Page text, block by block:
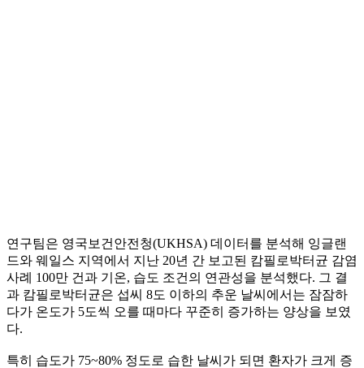
연구팀은 영국보건안전청(UKHSA) 데이터를 분석해 잉글랜
드와 웨일스 지역에서 지난 20년 간 보고된 캄필로박터균 감염
사례 100만 건과 기온, 습도 조건의 연관성을 분석했다. 그 결
과 캄필로박터균은 섭씨 8도 이하의 추운 날씨에서는 잠잠하
다가 온도가 5도씩 오를 때마다 꾸준히 증가하는 양상을 보였
다.
특히 습도가 75~80% 정도로 습한 날씨가 되면 환자가 크게 증